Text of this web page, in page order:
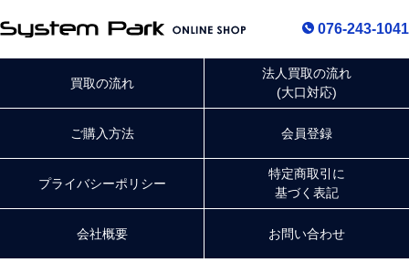
076-243-1041
買取の流れ
法人買取の流れ
(大口対応)
ご購入方法 会員登録
プライバシーポリシー
特定商取引に
基づく表記
会社概要 お問い合わせ